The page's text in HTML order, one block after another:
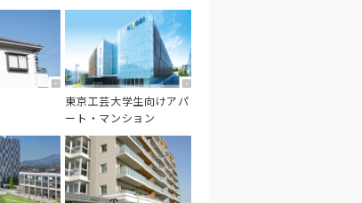
東京工芸大学生向けアパ
ート・マンション